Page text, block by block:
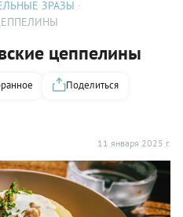
ЗРАЗЫ
цеппелины
11 января 2025 г.
Поделиться